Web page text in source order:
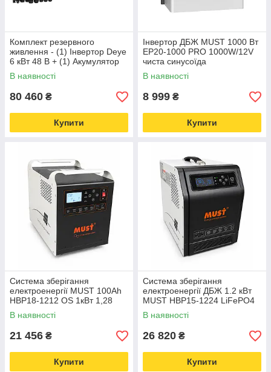
Комплект резервного
живлення - (1) Інвертор Deye
6 кВт 48 В + (1) Акумулятор
100 Аг 51.2 В SE-G5.1 Pro-B
LiFePO4
В наявності
80 460 ₴
Купити
Інвертор ДБЖ MUST 1000 Вт
EP20-1000 PRO 1000W/12V
чиста синусоїда
В наявності
8 999 ₴
Купити
Система зберігання
електроенергії MUST 100Ah
НВР18-1212 OS 1кВт 1,28
кВт*г LiFePО4
В наявності
21 456 ₴
Купити
Система зберігання
електроенергії ДБЖ 1.2 кВт
MUST HBP15-1224 LiFePО4
В наявності
26 820 ₴
Купити